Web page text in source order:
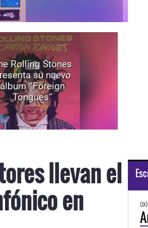
Rolling Stones
su nuevo
álbum “Foreign
Tongues”
llevan el
en